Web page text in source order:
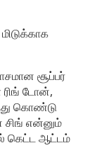
சூப்பர்
ரிங் டோன்,
கொண்டு
சிங் என்னும்
கெட்ட ஆட்டம்